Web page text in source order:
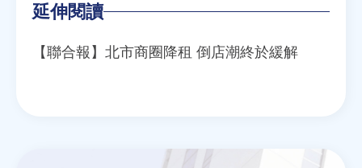
延伸閱讀
【聯合報】北市商圈降租 倒店潮終於緩解